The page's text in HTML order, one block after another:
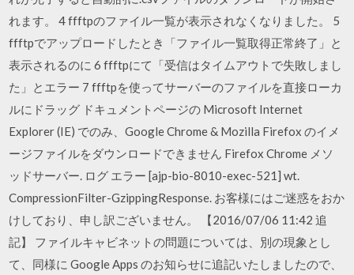
れます。 4 ffftpのファイル一覧が表示されなくなりました。 5
ffftpでアップロードしたとき「ファイル一覧取得正常終了」と
表示されるのに 6 ffftpにて「受信はタイムアウトで失敗しまし
た」とエラー 7 ffftpを使ってサーバーのファイルを直接ローカ
ルにドラッグ ドキュメントページの Microsoft Internet
Explorer (IE) でのみ、Google Chrome & Mozilla Firefox のイメ
ージファイルをダウンロードできません Firefox Chrome メソ
ッドサーバー. ログ エラー [ajp-bio-8010-exec-521] wt.
CompressionFilter-GzippingResponse. お客様にはご迷惑をおか
けしており、申し訳ございません。 【2016/07/06 11:42 追
記】 ファイルキャビネットの問題については、別の現象とし
て、同様に Google Apps のお知らせに追記いたしましたので、